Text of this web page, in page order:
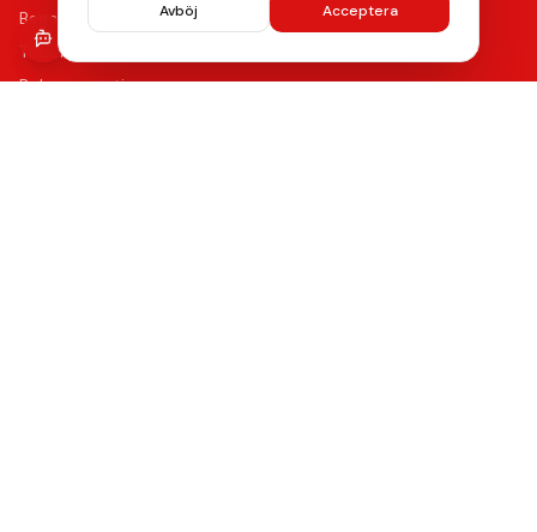
Begagnade mobiler
Tillbehör
Boka reparation
Avböj
Acceptera